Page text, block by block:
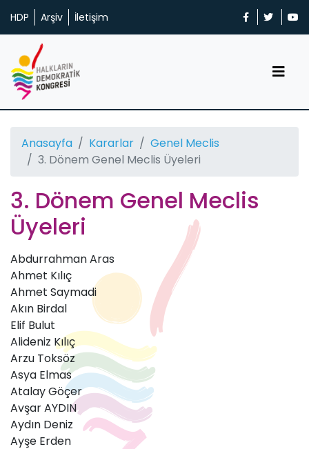
HDP Arşiv İletişim
Anasayfa Kararlar
Genel Meclis
3. Dönem Genel Meclis Üyeleri
3. Dönem Genel Meclis
Üyeleri
Abdurrahman Aras
Ahmet Kılıç
Ahmet Saymadi
Akın Birdal
Elif Bulut
Alideniz Kılıç
Arzu Toksöz
Asya Elmas
Atalay Göçer
Avşar AYDIN
Aydın Deniz
Ayşe Erden